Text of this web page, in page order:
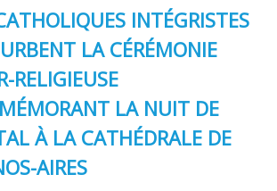
INTÉGRISTES
LA CÉRÉMONIE
RELIGIEUSE
LA NUIT DE
À LA CATHÉDRALE DE
AIRES